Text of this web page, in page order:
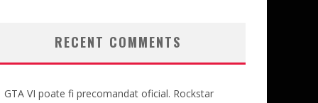
RECENT COMMENTS
GTA VI poate fi precomandat oficial. Rockstar